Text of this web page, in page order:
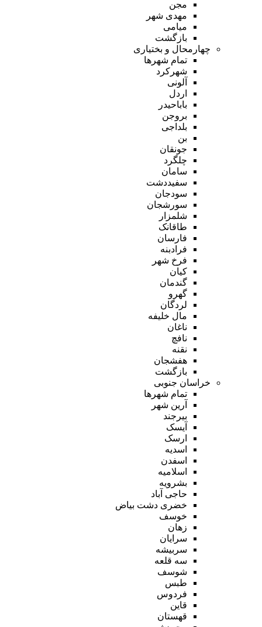
مجن
مهدی شهر
میامی
بازگشت
چهارمحال و بختیاری
تمام شهر‌ها
شهرکرد
آلونی
اردل
باباحیدر
بروجن
بلداجی
بن
جونقان
چلگرد
سامان
سفیددشت
سودجان
سورشجان
شلمزار
طاقانک
فارسان
فرادبنه
فرخ شهر
کیان
گندمان
گهرو
لردگان
مال خلیفه
ناغان
نافچ
نقنه
هفشجان
بازگشت
خراسان جنوبی
تمام شهر‌ها
آرین شهر
بیرجند
آیسک
ارسک
اسدیه
اسفدن
اسلامیه
بشرویه
حاجی آباد
خضری دشت بیاض
خوسف
زهان
سرایان
سربیشه
سه قلعه
شوسف
طبس
فردوس
قاین
قهستان